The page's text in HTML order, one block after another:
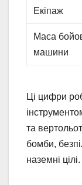
Екіпаж
Маса
машини
Ці цифри
та
бомби,
наземні цілі.